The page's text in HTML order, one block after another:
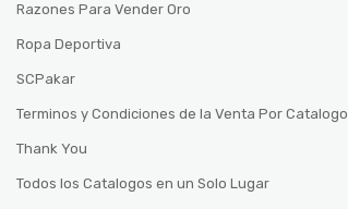
Razones Para Vender Oro
Ropa Deportiva
SCPakar
Terminos y Condiciones de la Venta Por Catalogo
Thank You
Todos los Catalogos en un Solo Lugar